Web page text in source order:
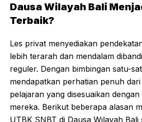
Dausa Wilayah Bali
Terbaik?
Les privat menyediakan
lebih terarah dan mendalam
reguler. Dengan bimbingan satu-
mendapatkan perhatian penuh
pelajaran yang disesuaikan
mereka. Berikut beberapa alasan
UTBK SNBT di Dausa Wilayah Bali